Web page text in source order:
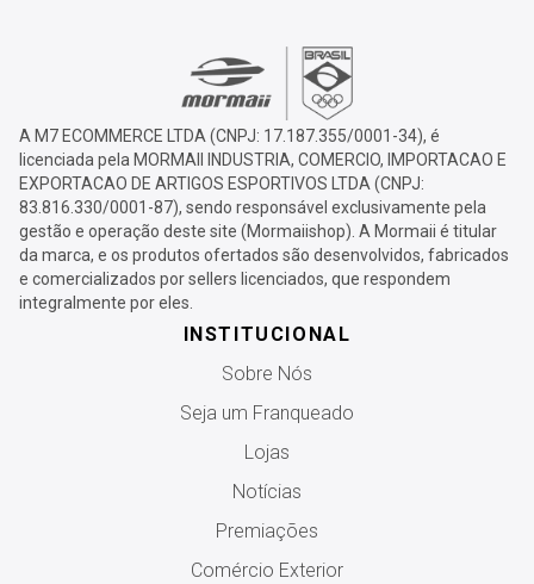
A M7 ECOMMERCE LTDA (CNPJ: 17.187.355/0001-34), é
licenciada pela MORMAII INDUSTRIA, COMERCIO, IMPORTACAO E
EXPORTACAO DE ARTIGOS ESPORTIVOS LTDA (CNPJ:
83.816.330/0001-87), sendo responsável exclusivamente pela
gestão e operação deste site (Mormaiishop). A Mormaii é titular
da marca, e os produtos ofertados são desenvolvidos, fabricados
e comercializados por sellers licenciados, que respondem
integralmente por eles.
INSTITUCIONAL
Sobre Nós
Seja um Franqueado
Lojas
Notícias
Premiações
Comércio Exterior